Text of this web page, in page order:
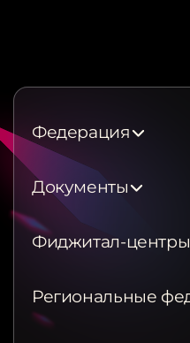
Федерация
Документы
Фиджитал-центры
Региональные